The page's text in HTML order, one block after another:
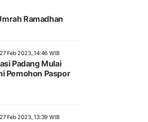
Ramadhan
Feb 2023, 14:46 WIB
Padang Mulai
Pemohon Paspor
Feb 2023, 13:39 WIB